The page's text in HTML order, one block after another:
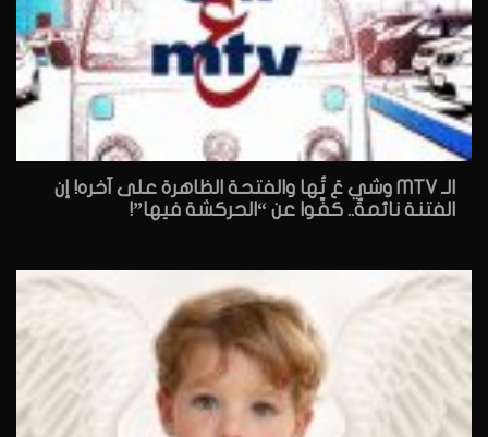
الـ MTV وشي عَ تُها والفتحة الظاهرة على آخره! إن
الفتنة نائمةٌ.. كفّوا عن “الحركشة فيها”!